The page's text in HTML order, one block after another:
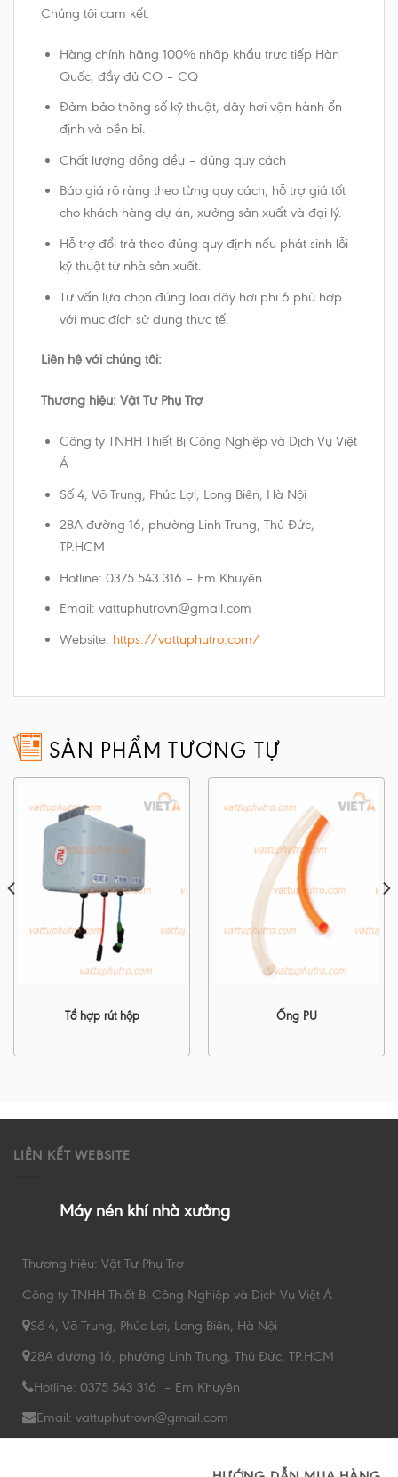
Chúng tôi cam kết:
Hàng chính hãng 100% nhập khẩu trực tiếp Hàn
Quốc, đầy đủ CO – CQ
Đảm bảo thông số kỹ thuật, dây hơi vận hành ổn
định và bền bỉ.
Chất lượng đồng đều – đúng quy cách
Báo giá rõ ràng theo từng quy cách, hỗ trợ giá tốt
cho khách hàng dự án, xưởng sản xuất và đại lý.
Hỗ trợ đổi trả theo đúng quy định nếu phát sinh lỗi
kỹ thuật từ nhà sản xuất.
Tư vấn lựa chọn đúng loại dây hơi phi 6 phù hợp
với mục đích sử dụng thực tế.
Liên hệ với chúng tôi:
Thương hiệu: Vật Tư Phụ Trợ
Công ty TNHH Thiết Bị Công Nghiệp và Dịch Vụ Việt
Á
Số 4, Võ Trung, Phúc Lợi, Long Biên, Hà Nội
​28A đường 16, phường Linh Trung, Thủ Đức,
TP.HCM
Hotline: 0375 543 316 – Em Khuyên
Email: vattuphutrovn@gmail.com
Website: https://vattuphutro.com/
SẢN PHẨM TƯƠNG TỰ
Tổ hợp rút hộp Ống PU
LIÊN KẾT WEBSITE
Máy nén khí nhà xưởng
Thương hiệu: Vật Tư Phụ Trợ
Công ty TNHH Thiết Bị Công Nghiệp và Dịch Vụ Việt Á
Số 4, Võ Trung, Phúc Lợi, Long Biên, Hà Nội
28A đường 16, phường Linh Trung, Thủ Đức, TP.HCM
Hotline: 0375 543 316 – Em Khuyên
Email: vattuphutrovn@gmail.com